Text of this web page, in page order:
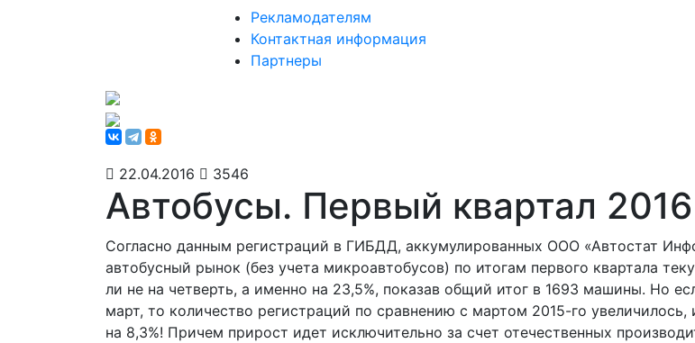
Рекламодателям
Контактная информация
Партнеры
22.04.2016 3546
Автобусы. Первый квартал 2016
Согласно данным регистраций в ГИБДД, аккумулированных ООО «Автостат
автобусный рынок (без учета микроавтобусов) по итогам первого квартала
ли не на четверть, а именно на 23,5%, показав общий итог в 1693 машины. Но
март, то количество регистраций по сравнению с мартом 2015-го увеличилось,
на 8,3%! Причем прирост идет исключительно за счет отечественных